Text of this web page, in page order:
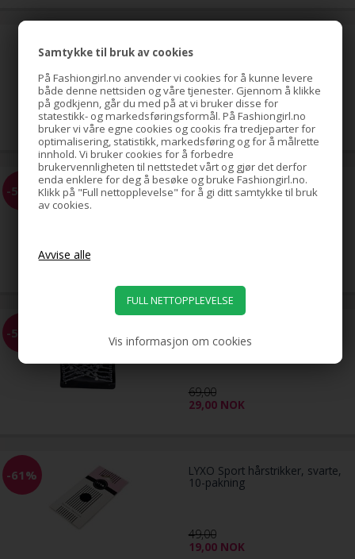
Samtykke til bruk av cookies
På Fashiongirl.no anvender vi cookies for å kunne levere
både denne nettsiden og våre tjenester. Gjennom å klikke
på godkjenn, går du med på at vi bruker disse for
statestikk- og markedsføringsformål. På Fashiongirl.no
bruker vi våre egne cookies og cookis fra tredjeparter for
optimalisering, statistikk, markedsføring og for å målrette
innhold. Vi bruker cookies for å forbedre
brukervennligheten til nettstedet vårt og gjør det derfor
enda enklere for deg å besøke og bruke Fashiongirl.no.
Klikk på "Full nettopplevelse" for å gi ditt samtykke til bruk
av cookies.
Vis informasjon om cookies
gull
79,00 NOK
-58% EZ Combs elastisk hårkam,
svart
-58% sølv
69,00
29,00 NOK
-61% LYXO Sport hårstrikker, svarte,
10-pakning
49,00
19,00 NOK